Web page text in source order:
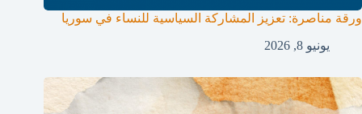
ورقة مناصرة: تعزيز المشاركة السياسية للنساء في سوريا
يونيو 8, 2026